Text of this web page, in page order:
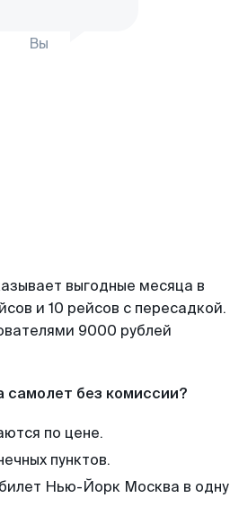
Вы
выгодные месяца в
и 10 рейсов с пересадкой.
9000 рублей
самолет без комиссии?
по цене.
пунктов.
Нью-Йорк Москва в одну